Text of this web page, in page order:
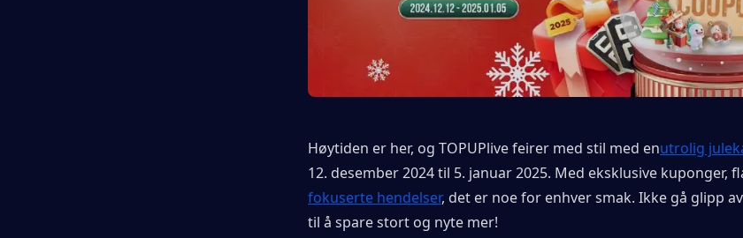
Høytiden er her, og TOPUPlive feirer med stil med enutrolig
12. desember 2024 til 5. januar 2025. Med eksklusive kuponger,
fokuserte hendelser, det er noe for enhver smak. Ikke gå glipp
til å spare stort og nyte mer!